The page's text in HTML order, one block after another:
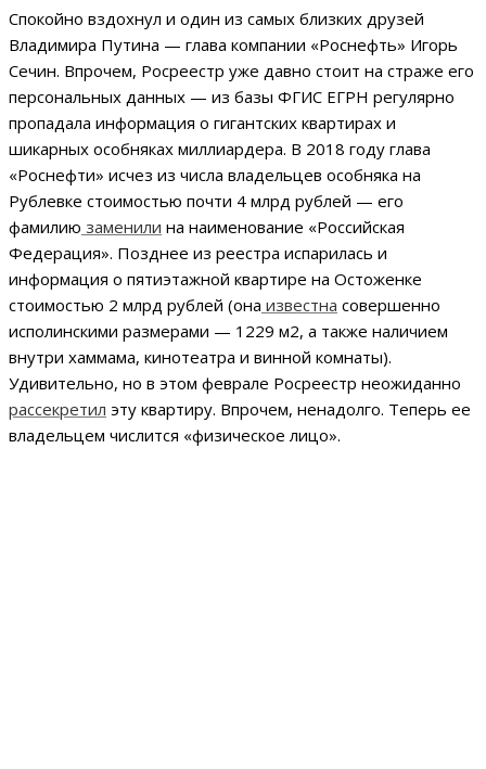
Спокойно вздохнул и один из самых близких друзей
Владимира Путина — глава компании «Роснефть» Игорь
Сечин. Впрочем, Росреестр уже давно стоит на страже его
персональных данных — из базы ФГИС ЕГРН регулярно
пропадала информация о гигантских квартирах и
шикарных особняках миллиардера. В 2018 году глава
«Роснефти» исчез из числа владельцев особняка на
Рублевке стоимостью почти 4 млрд рублей — его
фамилию заменили на наименование «Российская
Федерация». Позднее из реестра испарилась и
информация о пятиэтажной квартире на Остоженке
стоимостью 2 млрд рублей (она известна совершенно
исполинскими размерами — 1229 м2, а также наличием
внутри хаммама, кинотеатра и винной комнаты).
Удивительно, но в этом феврале Росреестр неожиданно
рассекретил эту квартиру. Впрочем, ненадолго. Теперь ее
владельцем числится «физическое лицо».